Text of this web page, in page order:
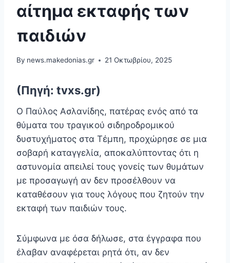
αίτημα εκταφής των
παιδιών
By news.makedonias.gr 21 Οκτωβρίου, 2025
(Πηγή: tvxs.gr)
Ο Παύλος Ασλανίδης, πατέρας ενός από τα
θύματα του τραγικού σιδηροδρομικού
δυστυχήματος στα Τέμπη, προχώρησε σε μια
σοβαρή καταγγελία, αποκαλύπτοντας ότι η
αστυνομία απειλεί τους γονείς των θυμάτων
με προσαγωγή αν δεν προσέλθουν να
καταθέσουν για τους λόγους που ζητούν την
εκταφή των παιδιών τους.
Σύμφωνα με όσα δήλωσε, στα έγγραφα που
έλαβαν αναφέρεται ρητά ότι, αν δεν